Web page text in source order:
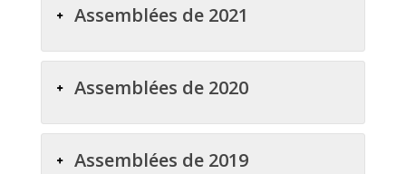
Assemblées de 2021
Assemblées de 2020
Assemblées de 2019